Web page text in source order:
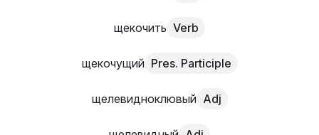
щекочить Verb
щекочущий Pres. Participle
щелевидноклювый Adj